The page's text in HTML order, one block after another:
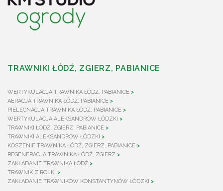
TRAWNIKI ŁÓDŹ, ZGIERZ, PABIANICE
WERTYKULACJA TRAWNIKA ŁÓDŹ, PABIANICE
AERACJA TRAWNIKA ŁÓDŹ, PABIANICE
PIELĘGNACJA TRAWNIKA ŁÓDŹ, PABIANICE
WERTYKULACJA ALEKSANDRÓW ŁÓDZKI
TRAWNIKI ŁÓDŹ, ZGIERZ, PABIANICE
TRAWNIKI ALEKSANDRÓW ŁÓDZKI
KOSZENIE TRAWNIKA ŁÓDŹ, ZGIERZ, PABIANICE
REGENERACJA TRAWNIKA ŁÓDŹ, ZGIERZ
ZAKŁADANIE TRAWNIKA ŁÓDŹ
TRAWNIK Z ROLKI
ZAKŁADANIE TRAWNIKÓW KONSTANTYNÓW ŁÓDZKI